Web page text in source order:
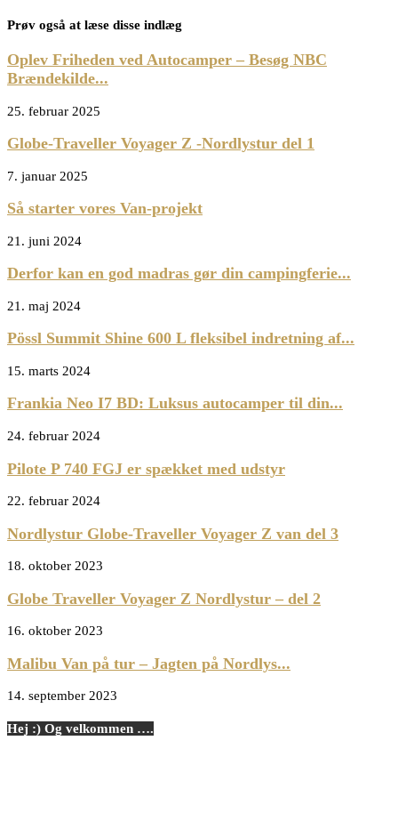
Prøv også at læse disse indlæg
Oplev Friheden ved Autocamper – Besøg NBC
Brændekilde...
25. februar 2025
Globe-Traveller Voyager Z -Nordlystur del 1
7. januar 2025
Så starter vores Van-projekt
21. juni 2024
Derfor kan en god madras gør din campingferie...
21. maj 2024
Pössl Summit Shine 600 L fleksibel indretning af...
15. marts 2024
Frankia Neo I7 BD: Luksus autocamper til din...
24. februar 2024
Pilote P 740 FGJ er spækket med udstyr
22. februar 2024
Nordlystur Globe-Traveller Voyager Z van del 3
18. oktober 2023
Globe Traveller Voyager Z Nordlystur – del 2
16. oktober 2023
Malibu Van på tur – Jagten på Nordlys...
14. september 2023
Hej :) Og velkommen ….